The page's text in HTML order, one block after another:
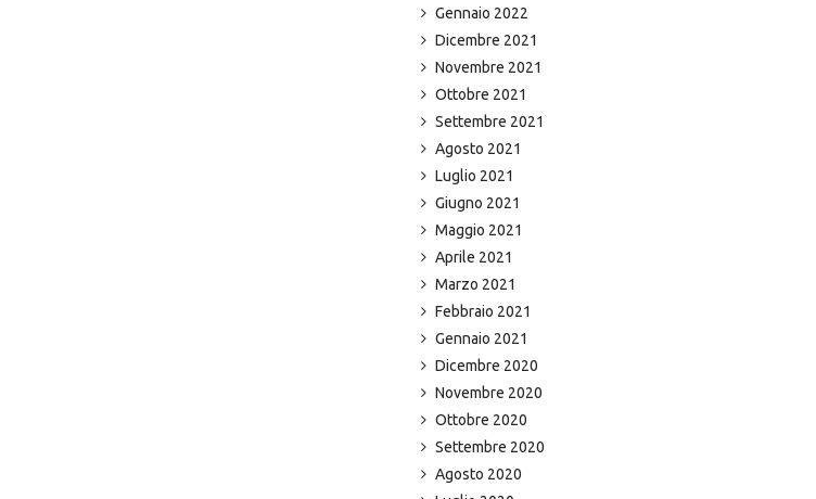
Gennaio 2022
Dicembre 2021
Novembre 2021
Ottobre 2021
Settembre 2021
Agosto 2021
Luglio 2021
Giugno 2021
Maggio 2021
Aprile 2021
Marzo 2021
Febbraio 2021
Gennaio 2021
Dicembre 2020
Novembre 2020
Ottobre 2020
Settembre 2020
Agosto 2020